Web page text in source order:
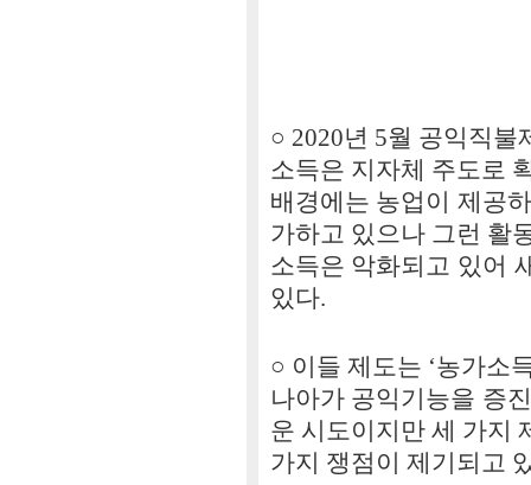
○ 2020년 5월 공익직불
소득은 지자체 주도로
배경에는 농업이 제공
가하고 있으나 그런 활
소득은 악화되고 있어
있다.
○ 이들 제도는 ‘농가소
나아가 공익기능을 증
운 시도이지만 세 가지
가지 쟁점이 제기되고